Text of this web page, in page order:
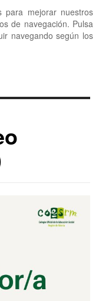
para mejorar nuestros
de navegación. Pulsa
navegando según los